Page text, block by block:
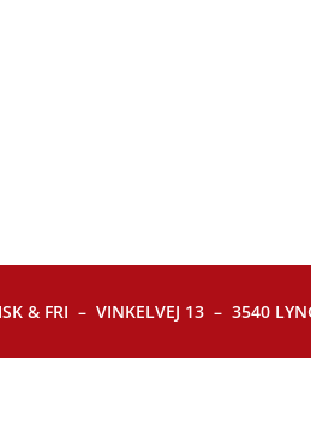
& FRI – VINKELVEJ 13 – 3540